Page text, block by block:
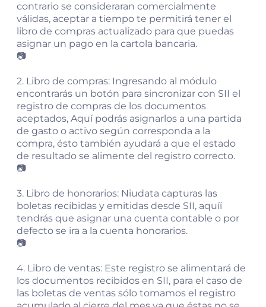
contrario se consideraran comercialmente
válidas, aceptar a tiempo te permitirá tener el
libro de compras actualizado para que puedas
asignar un pago en la cartola bancaria.
📷
2. Libro de compras: Ingresando al módulo
encontrarás un botón para sincronizar con SII el
registro de compras de los documentos
aceptados, Aquí podrás asignarlos a una partida
de gasto o activo según corresponda a la
compra, ésto también ayudará a que el estado
de resultado se alimente del registro correcto.
📷
3. Libro de honorarios: Niudata capturas las
boletas recibidas y emitidas desde SII, aquíí
tendrás que asignar una cuenta contable o por
defecto se ira a la cuenta honorarios.
📷
4. Libro de ventas: Este registro se alimentará de
los documentos recibidos en SII, para el caso de
las boletas de ventas sólo tomamos el registro